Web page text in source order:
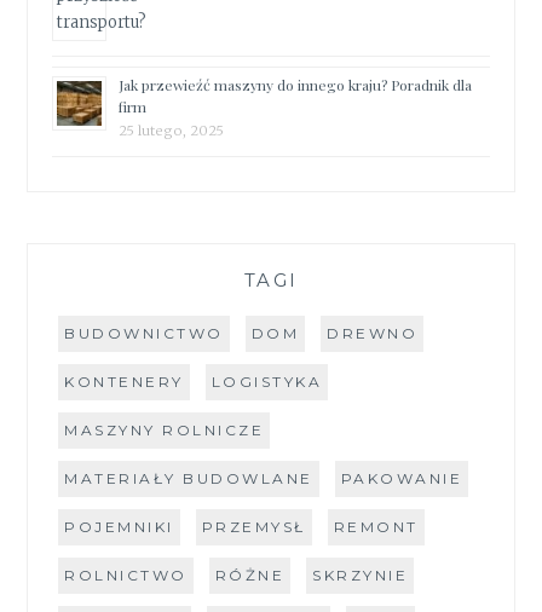
Jak przewieźć maszyny do innego kraju? Poradnik dla
firm
25 lutego, 2025
TAGI
BUDOWNICTWO DOM DREWNO
KONTENERY LOGISTYKA
MASZYNY ROLNICZE
MATERIAŁY BUDOWLANE PAKOWANIE
POJEMNIKI PRZEMYSŁ REMONT
ROLNICTWO RÓŻNE SKRZYNIE